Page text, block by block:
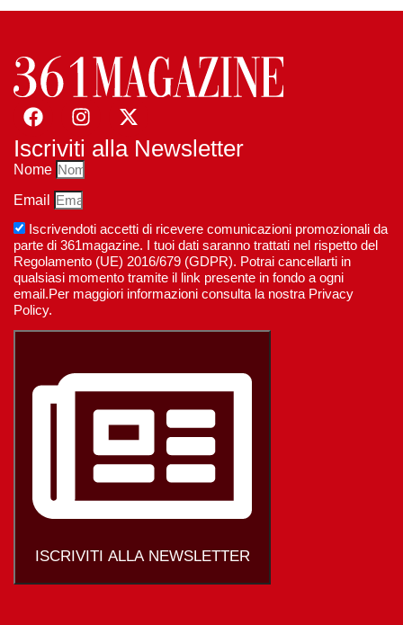
Iscriviti alla Newsletter
Nome
Email
Iscrivendoti accetti di ricevere comunicazioni promozionali da
parte di 361magazine. I tuoi dati saranno trattati nel rispetto del
Regolamento (UE) 2016/679 (GDPR). Potrai cancellarti in
qualsiasi momento tramite il link presente in fondo a ogni
email.Per maggiori informazioni consulta la nostra Privacy
Policy.
ISCRIVITI ALLA NEWSLETTER